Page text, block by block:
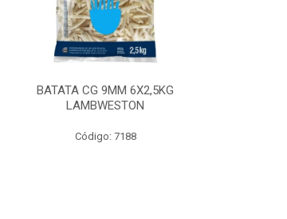
BATATA CG 9MM 6X2,5KG
LAMBWESTON
Código: 7188